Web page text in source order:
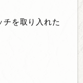
チを取り入れた